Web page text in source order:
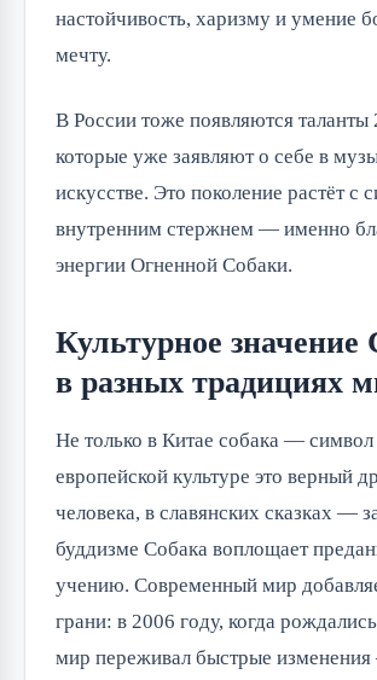
настойчивость, харизму и умение
мечту.
В России тоже появляются таланты
которые уже заявляют о себе в
искусстве. Это поколение растёт с
внутренним стержнем — именно
энергии Огненной Собаки.
Культурное значение
в разных традициях
Не только в Китае собака —
европейской культуре это верный
человека, в славянских сказках —
буддизме Собака воплощает
учению. Современный мир
грани: в 2006 году, когда
мир переживал быстрые